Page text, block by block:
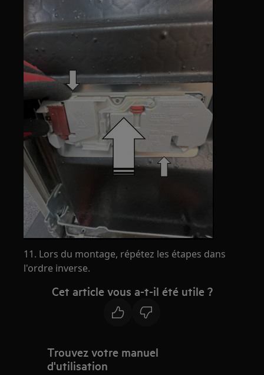
11. Lors du montage, répétez les étapes dans
l'ordre inverse.
Cet article vous a-t-il été utile ?
Trouvez votre manuel
d'utilisation